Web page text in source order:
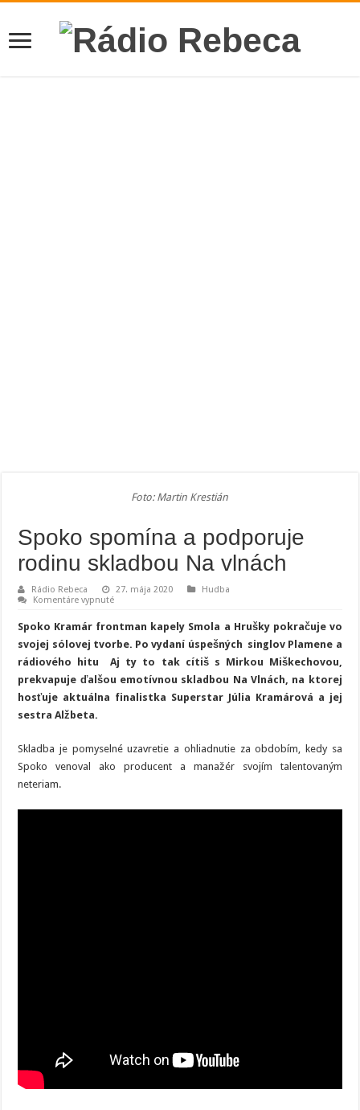
Foto: Martin Krestián
Spoko spomína a podporuje
rodinu skladbou Na vlnách
Rádio Rebeca 27. mája 2020
Hudba
Komentáre vypnuténa
spomína
a
podporuje
skladbou
vlnách
Spoko Kramár frontman kapely Smola a Hrušky pokračuje vo
svojej sólovej tvorbe. Po vydaní úspešných singlov Plamene a
rádiového hitu Aj ty to tak cítiš s Mirkou Miškechovou,
prekvapuje ďalšou emotívnou skladbou Na Vlnách, na ktorej
hosťuje aktuálna finalistka Superstar Júlia Kramárová a jej
sestra Alžbeta.
Skladba je pomyselné uzavretie a ohliadnutie za obdobím, kedy sa
Spoko venoval ako producent a manažér svojím talentovaným
neteriam.